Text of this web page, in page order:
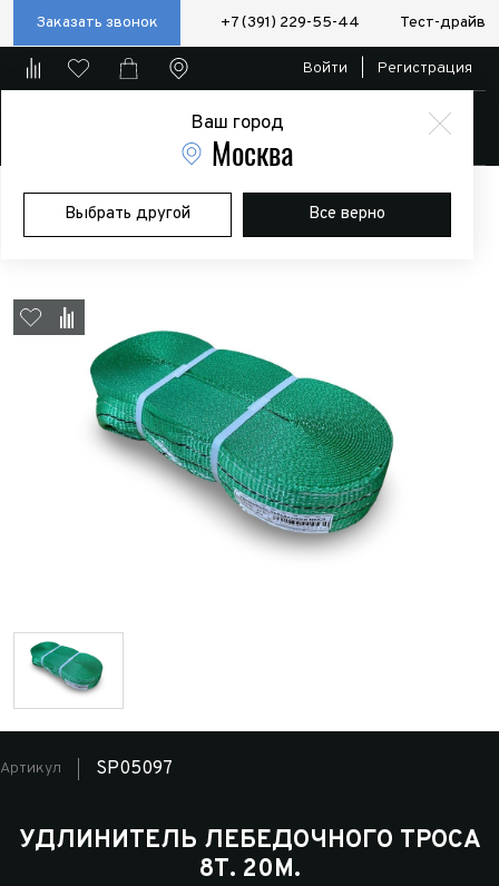
Заказать звонок +7 (391) 229-55-44 Тест-драйв
Ваш город
Москва
Выбрать другой Все верно
Войти Регистрация
Главная Магазин Дополнительное оборудование
Лебедки
Удлинитель лебедочного троса 8т. 20м.
Артикул SP05097
УДЛИНИТЕЛЬ ЛЕБЕДОЧНОГО ТРОСА
8Т. 20М.